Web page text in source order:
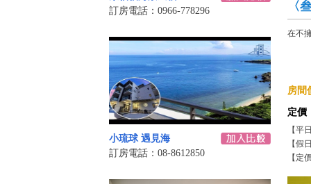
訂房電話：0966-778296
小琉球 遇見海
訂房電話：08-8612850
〈
在不
房間
定價
【平
【假
【定